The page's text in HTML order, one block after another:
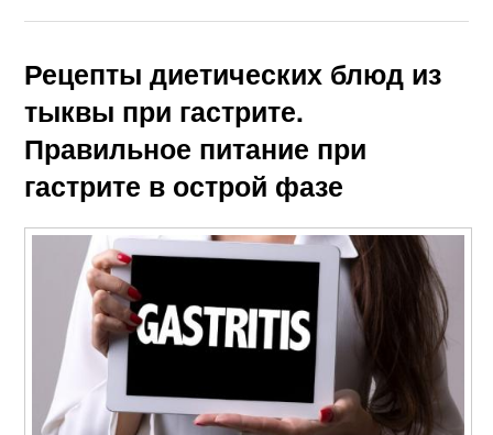
Рецепты диетических блюд из
тыквы при гастрите.
Правильное питание при
гастрите в острой фазе